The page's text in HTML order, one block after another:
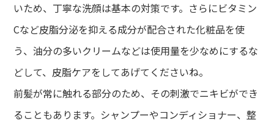
いため、丁寧な洗顔は基本の対策です。さらにビタミン
Cなど皮脂分泌を抑える成分が配合された化粧品を使
う、油分の多いクリームなどは使用量を少なめにするな
どして、皮脂ケアをしてあげてくださいね。
前髪が常に触れる部分のため、その刺激でニキビができ
ることもあります。シャンプーやコンディショナー、整